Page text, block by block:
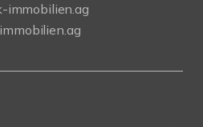
immobilien.ag